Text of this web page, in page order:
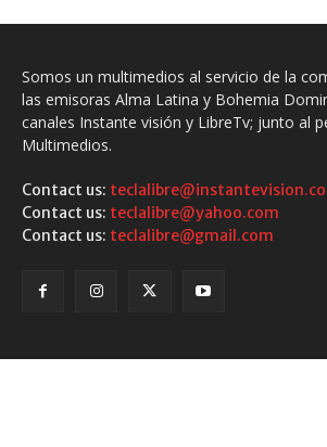
Somos un multimedios al servicio de la
las emisoras Alma Latina y Bohemia
canales Instante visión y LibreTv; junto al
Multimedios.
Contact us:
Contact us: teclalibre@yahoo.com
Contact us: teclalibre@gmail.com